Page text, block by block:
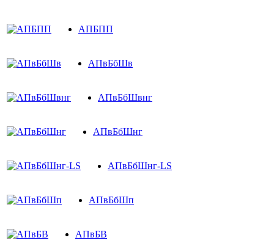
АПБПП
АПвБбШв
АПвБбШвнг
АПвБбШнг
АПвБбШнг-LS
АПвБбШп
АПвБВ